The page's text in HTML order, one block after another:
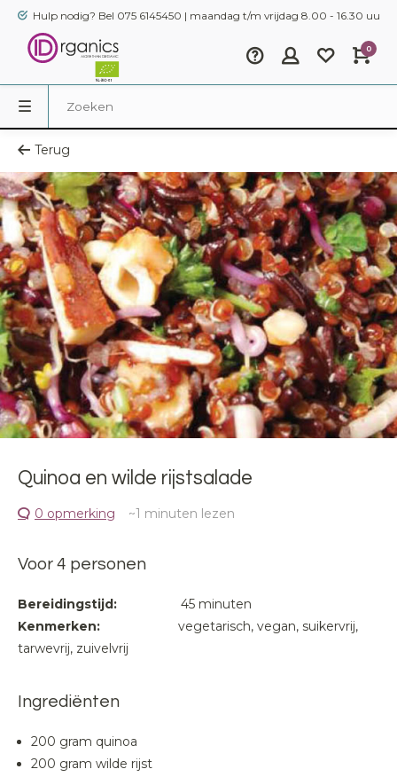
Hulp nodig? Bel 075 6145450 | maandag t/m vrijdag 8.00 - 16.30 uur
0
Terug
Quinoa en wilde rijstsalade
0 opmerking ~1 minuten lezen
Voor 4 personen
Bereidingstijd:
45 minuten
Kenmerken: vegetarisch, vegan, suikervrij,
tarwevrij, zuivelvrij
Ingrediënten
200 gram quinoa
200 gram wilde rijst